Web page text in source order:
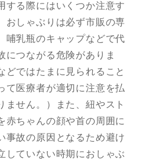
する際にはいくつか注意す
おしゃぶりは必ず市販の専
哺乳瓶のキャップなどで代
につながる危険がありま
ではたまに見られること
て医療者が適切に注意を払
ません。）また、紐やスト
赤ちゃんの顔や首の周囲に
事故の原因となるため避け
していない時期におしゃぶ